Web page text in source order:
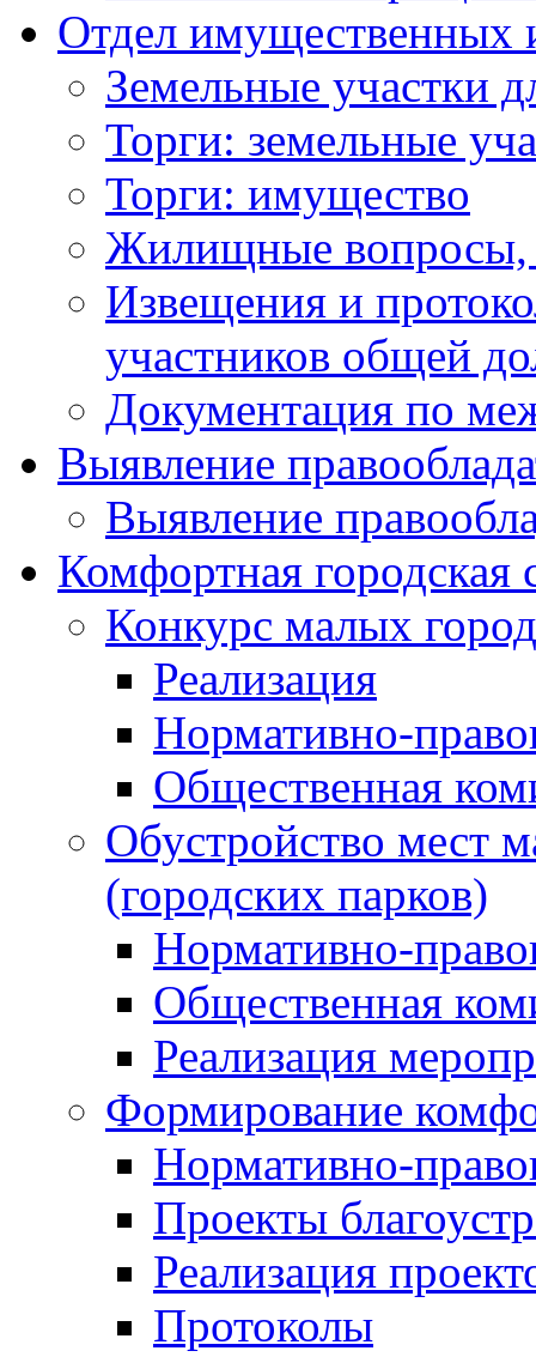
Отдел имущественных
Земельные участки
Торги: земельные
Торги: имущество
Жилищные вопросы,
Извещения и
участников общей
Документация по
Выявление
Выявление
Комфортная городская
Конкурс малых
Реализация
Нормативно-
Общественная
Обустройство мест
(городских парков)
Нормативно-
Общественная
Реализация
Формирование
Нормативно-
Проекты
Реализация
Протоколы